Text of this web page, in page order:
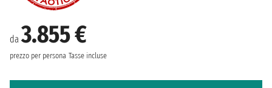
da3.855 €
prezzo per persona Tasse incluse